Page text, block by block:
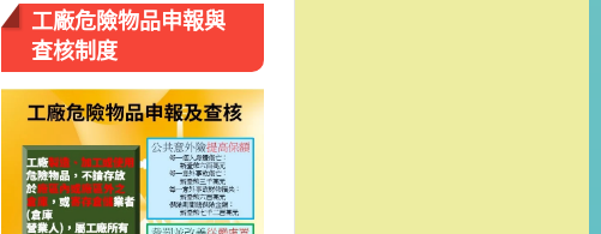
工廠危險物品申報與
查核制度